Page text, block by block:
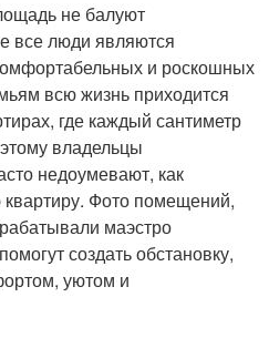
не балуют
все люди являются
и роскошных
всю жизнь приходится
где каждый сантиметр
владельцы
недоумевают, как
Фото помещений,
маэстро
создать обстановку,
уютом и